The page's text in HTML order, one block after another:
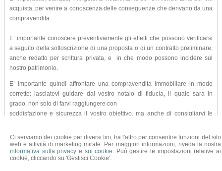
Ci serviamo dei cookie per diversi fini, tra l'altro per consentire funzioni del sito
web e attività di marketing mirate. Per maggiori informazioni, riveda la nostra
informativa sulla privacy e sui cookie. Può gestire le impostazioni relative ai
cookie, cliccando su 'Gestisci Cookie'.
acquista, per venire a conoscenza delle conseguenze che derivano da una
compravendita.
E’ importante conoscere preventivamente gli effetti che possono verificarsi
a seguito della sottoscrizione di una proposta o di un contratto preliminare,
anche redatto per scrittura privata, e in che modo possono incidere sul
nostro patrimonio.
E’ importante quindi affrontare una compravendita immobiliare in modo
corretto: lasciatevi guidare dal vostro notaio di fiducia, il quale sarà in
grado, non solo di farvi raggiungere con
soddisfazione e sicurezza il vostro obiettivo, ma anche di consigliarvi le
tratto da www.notariato.it